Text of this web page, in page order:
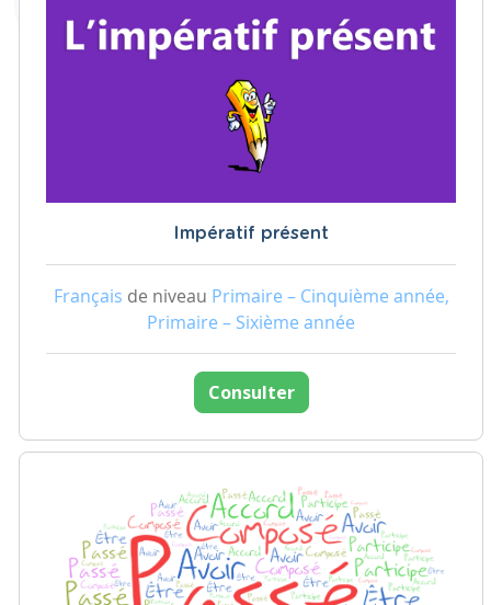
Impératif présent
Français de niveau Primaire – Cinquième année,
Primaire – Sixième année
Consulter